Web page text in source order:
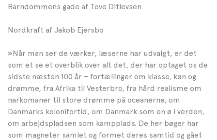
Barndommens gade af Tove Ditlevsen
Nordkraft af Jakob Ejersbo
»Når man ser de værker, læserne har udvalgt, er det
som et se et overblik over alt det, der har optaget os de
sidste næsten 100 år – fortællinger om klasse, køn og
drømme, fra Afrika til Vesterbro, fra hård realisme om
narkomaner til store drømme på oceanerne, om
Danmarks kolonifortid, om Danmark som en ø i verden,
om arbejdspladsen som kampplads. De her bøger har
som magneter samlet og formet deres samtid og gået